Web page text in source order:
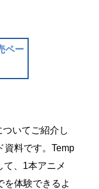
ペー
いてご紹介し
資料です。Temp
て、1本アニメ
を体験できるよ